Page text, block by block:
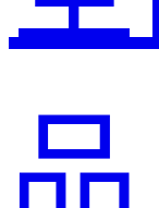
品